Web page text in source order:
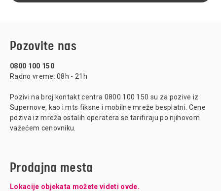
Pozovite nas
0800 100 150
Radno vreme: 08h - 21h
Pozivi na broj kontakt centra 0800 100 150 su za pozive iz
Supernove, kao i mts fiksne i mobilne mreže besplatni. Cene
poziva iz mreža ostalih operatera se tarifiraju po njihovom
važećem cenovniku.
Prodajna mesta
Lokacije objekata možete videti ovde.